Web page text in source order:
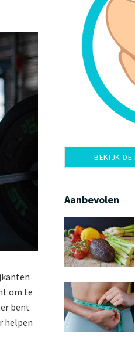
om te
bent
helpen
BEKIJK DE
Aanbevolen